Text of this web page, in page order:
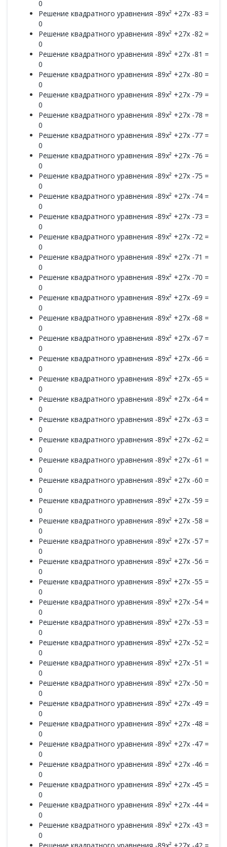
0
Решение квадратного уравнения -89x² +27x -83 =
0
Решение квадратного уравнения -89x² +27x -82 =
0
Решение квадратного уравнения -89x² +27x -81 =
0
Решение квадратного уравнения -89x² +27x -80 =
0
Решение квадратного уравнения -89x² +27x -79 =
0
Решение квадратного уравнения -89x² +27x -78 =
0
Решение квадратного уравнения -89x² +27x -77 =
0
Решение квадратного уравнения -89x² +27x -76 =
0
Решение квадратного уравнения -89x² +27x -75 =
0
Решение квадратного уравнения -89x² +27x -74 =
0
Решение квадратного уравнения -89x² +27x -73 =
0
Решение квадратного уравнения -89x² +27x -72 =
0
Решение квадратного уравнения -89x² +27x -71 =
0
Решение квадратного уравнения -89x² +27x -70 =
0
Решение квадратного уравнения -89x² +27x -69 =
0
Решение квадратного уравнения -89x² +27x -68 =
0
Решение квадратного уравнения -89x² +27x -67 =
0
Решение квадратного уравнения -89x² +27x -66 =
0
Решение квадратного уравнения -89x² +27x -65 =
0
Решение квадратного уравнения -89x² +27x -64 =
0
Решение квадратного уравнения -89x² +27x -63 =
0
Решение квадратного уравнения -89x² +27x -62 =
0
Решение квадратного уравнения -89x² +27x -61 =
0
Решение квадратного уравнения -89x² +27x -60 =
0
Решение квадратного уравнения -89x² +27x -59 =
0
Решение квадратного уравнения -89x² +27x -58 =
0
Решение квадратного уравнения -89x² +27x -57 =
0
Решение квадратного уравнения -89x² +27x -56 =
0
Решение квадратного уравнения -89x² +27x -55 =
0
Решение квадратного уравнения -89x² +27x -54 =
0
Решение квадратного уравнения -89x² +27x -53 =
0
Решение квадратного уравнения -89x² +27x -52 =
0
Решение квадратного уравнения -89x² +27x -51 =
0
Решение квадратного уравнения -89x² +27x -50 =
0
Решение квадратного уравнения -89x² +27x -49 =
0
Решение квадратного уравнения -89x² +27x -48 =
0
Решение квадратного уравнения -89x² +27x -47 =
0
Решение квадратного уравнения -89x² +27x -46 =
0
Решение квадратного уравнения -89x² +27x -45 =
0
Решение квадратного уравнения -89x² +27x -44 =
0
Решение квадратного уравнения -89x² +27x -43 =
0